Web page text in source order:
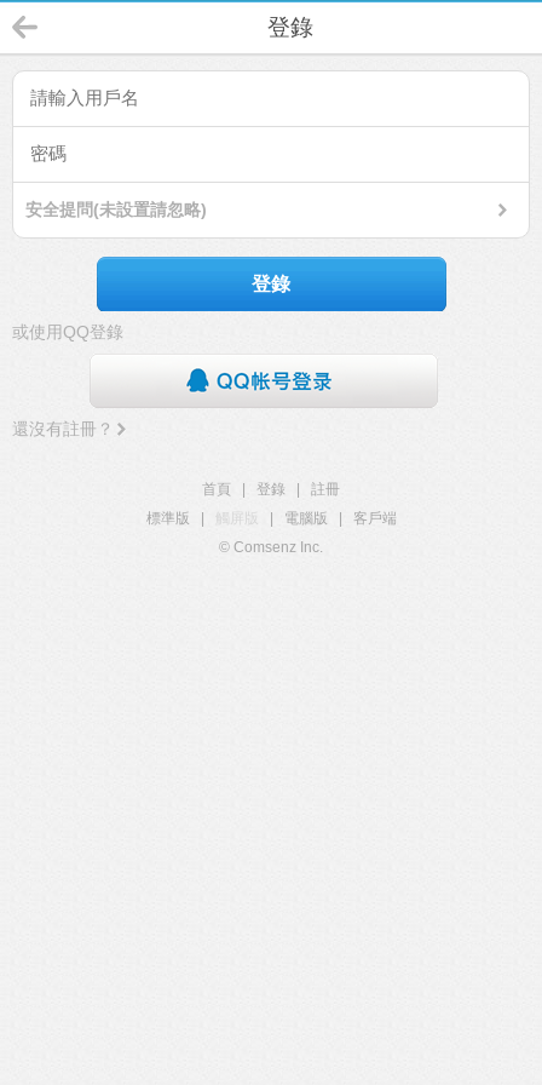
登錄
安全提問(未設置請忽略)
登錄
或使用QQ登錄
還沒有註冊？
首頁 登錄
註冊
標準版
觸屏版 電腦版
客戶端
© Comsenz Inc.